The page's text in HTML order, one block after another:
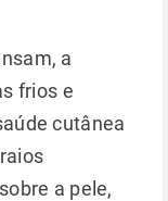
a
frios e
cutânea
a pele,